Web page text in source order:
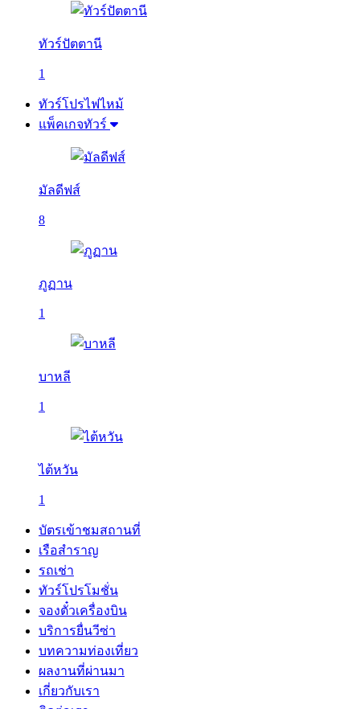
ทัวร์ปัตตานี
1
ทัวร์โปรไฟไหม้
แพ็คเกจทัวร์
มัลดีฟส์
8
ภูฏาน
1
บาหลี
1
ไต้หวัน
1
บัตรเข้าชมสถานที่
เรือสำราญ
รถเช่า
ทัวร์โปรโมชั่น
จองตั๋วเครื่องบิน
บริการยื่นวีซ่า
บทความท่องเที่ยว
ผลงานที่ผ่านมา
เกี่ยวกับเรา